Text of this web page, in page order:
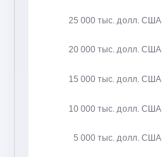
5 000 тыс. долл. США
10 000 тыс. долл. США
15 000 тыс. долл. США
20 000 тыс. долл. США
25 000 тыс. долл. США